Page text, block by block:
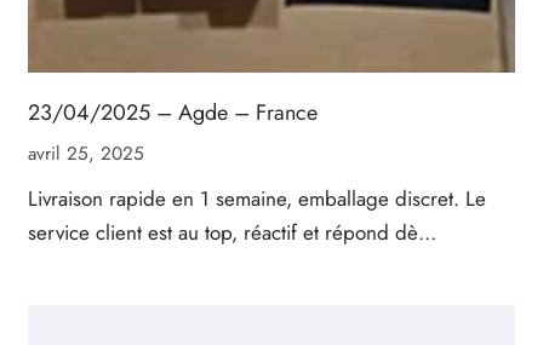
23/04/2025 – Agde – France
avril 25, 2025
Livraison rapide en 1 semaine, emballage discret. Le
service client est au top, réactif et répond dè…